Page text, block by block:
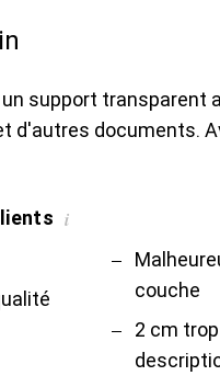
un support transparent
d'autres documents.
i
couche
2 cm